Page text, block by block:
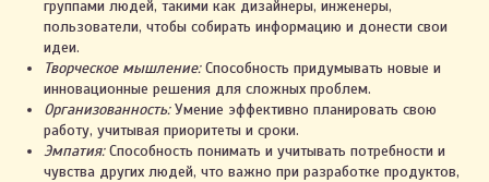
группами людей, такими как дизайнеры, инженеры,
пользователи, чтобы собирать информацию и донести свои
идеи.
Творческое мышление:Способность придумывать новые и
инновационные решения для сложных проблем.
Организованность:Умение эффективно планировать свою
работу, учитывая приоритеты и сроки.
Эмпатия:Способность понимать и учитывать потребности и
чувства других людей, что важно при разработке продуктов,